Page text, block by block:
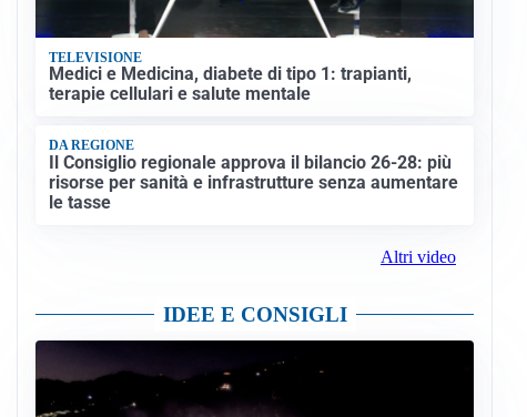
TELEVISIONE
Medici e Medicina, diabete di tipo 1: trapianti,
terapie cellulari e salute mentale
DA REGIONE
Il Consiglio regionale approva il bilancio 26-28: più
risorse per sanità e infrastrutture senza aumentare
le tasse
Altri video
IDEE E CONSIGLI